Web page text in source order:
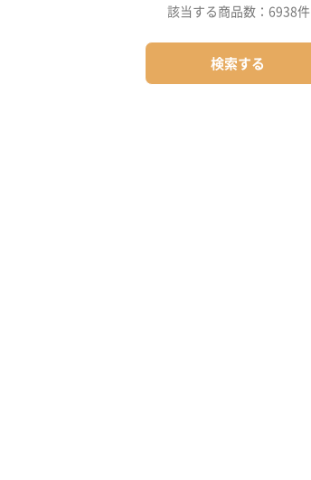
該当する商品数： 6938件
検索する